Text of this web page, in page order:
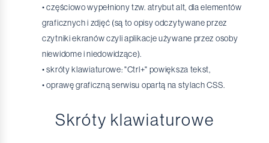
• częściowo wypełniony tzw. atrybut alt, dla elementów
graficznych i zdjęć (są to opisy odczytywane przez
czytniki ekranów czyli aplikacje używane przez osoby
niewidome i niedowidzące).
• skróty klawiaturowe: "Ctrl+" powiększa tekst,
• oprawę graficzną serwisu opartą na stylach CSS.
Skróty klawiaturowe